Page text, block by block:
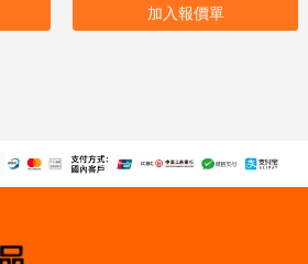
加入報價單